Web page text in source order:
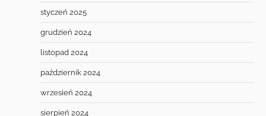
styczeń 2025
grudzień 2024
listopad 2024
październik 2024
wrzesień 2024
sierpień 2024